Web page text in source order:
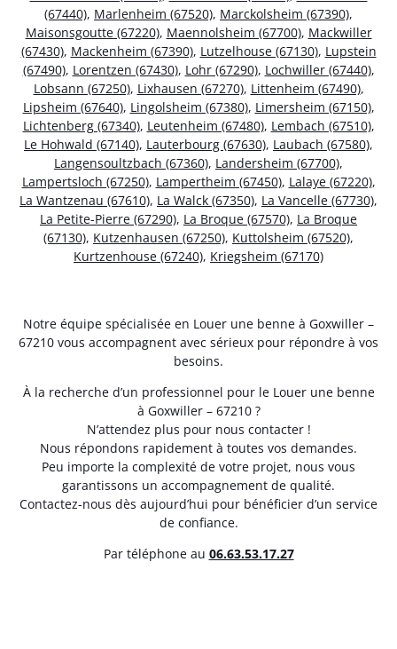
(67440), Marlenheim (67520), Marckolsheim (67390),
Maisonsgoutte (67220), Maennolsheim (67700), Mackwiller
(67430), Mackenheim (67390), Lutzelhouse (67130), Lupstein
(67490), Lorentzen (67430), Lohr (67290), Lochwiller (67440),
Lobsann (67250), Lixhausen (67270), Littenheim (67490),
Lipsheim (67640), Lingolsheim (67380), Limersheim (67150),
Lichtenberg (67340), Leutenheim (67480), Lembach (67510),
Le Hohwald (67140), Lauterbourg (67630), Laubach (67580),
Langensoultzbach (67360), Landersheim (67700),
Lampertsloch (67250), Lampertheim (67450), Lalaye (67220),
La Wantzenau (67610), La Walck (67350), La Vancelle (67730),
La Petite-Pierre (67290), La Broque (67570), La Broque
(67130), Kutzenhausen (67250), Kuttolsheim (67520),
Kurtzenhouse (67240), Kriegsheim (67170)
Notre équipe spécialisée en Louer une benne à Goxwiller –
67210 vous accompagnent avec sérieux pour répondre à vos
besoins.
À la recherche d’un professionnel pour le Louer une benne
à Goxwiller – 67210 ?
N’attendez plus pour nous contacter !
Nous répondons rapidement à toutes vos demandes.
Peu importe la complexité de votre projet, nous vous
garantissons un accompagnement de qualité.
Contactez-nous dès aujourd’hui pour bénéficier d’un service
de confiance.
Par téléphone au 06.63.53.17.27